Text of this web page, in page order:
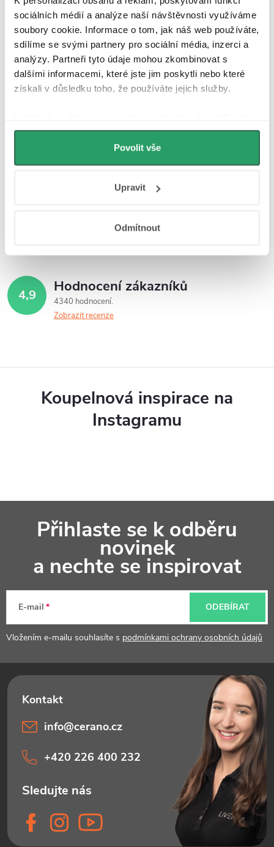
sociálních médií a analýze naší návštěvnosti využíváme
soubory cookie. Informace o tom, jak náš web používáte,
sdílíme se svými partnery pro sociální média, inzerci a
analýzy. Partneři tyto údaje mohou zkombinovat s
dalšími informacemi, které jste jim poskytli nebo které
získali v důsledku toho, že používáte jejich služby.
můžeme používat cookies pro analytiku a
personalizovanou reklamu. Jak Google zpracovává
osobní údaje najdete na stránkách
Povolit vše
Upravit
Odmítnout
Parametry produktu
Recenze
Diskuse
4,9 Hodnocení zákazníků
4340 hodnocení
Zobrazit recenze
Koupelnová inspirace na
Instagramu
a
Přihlaste se k odběru
novinek
a nechte se inspirovat
E-mail
Vložením e-mailu souhlasíte s podmínkami ochrany osobních údajů
ODEBÍRAT
info@cerano.cz
+420 226 400 232